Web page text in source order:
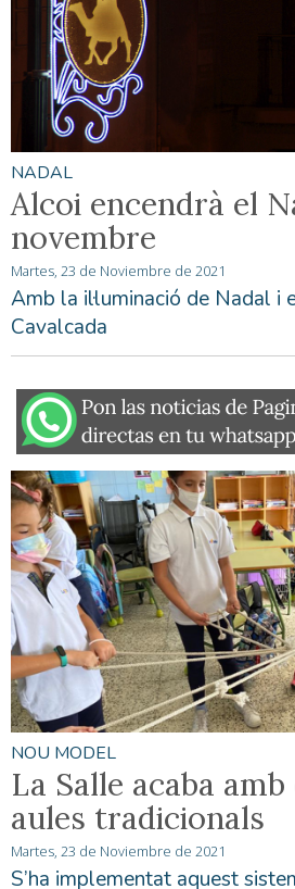
NADAL
Alcoi encendrà el
novembre
Martes, 23 de Noviembre de 2021
Amb la il·luminació de Nadal i
Cavalcada
NOU MODEL
La Salle acaba
aules tradicionals
Martes, 23 de Noviembre de 2021
S’ha implementat aquest